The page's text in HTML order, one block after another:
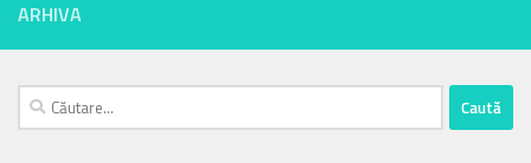
ARHIVA
Caută
după: